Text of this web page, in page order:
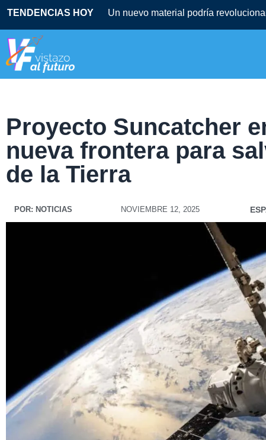
TENDENCIAS HOY Un nuevo material podría
Proyecto Suncatcher
nueva frontera para
de la Tierra
POR: NOTICIAS NOVIEMBRE 12, 2025